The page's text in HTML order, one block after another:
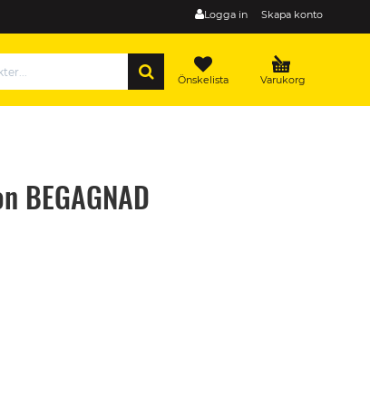
Logga in Skapa konto
Varukorg
Önskelista
BEGAGNAD